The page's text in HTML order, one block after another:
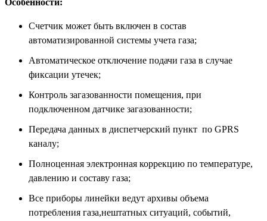
Особенности:
Счетчик может быть включен в состав
автоматизированной системы учета газа;
Автоматическое отключение подачи газа в случае
фиксации утечек;
Контроль загазованности помещения, при
подключенном датчике загазованности;
Передача данных в диспетчерский пункт по GPRS
каналу;
Полноценная электронная коррекцию по температуре,
давлению и составу газа;
Все приборы линейки ведут архивы объема
потребления газа,нештатных ситуаций, событий,